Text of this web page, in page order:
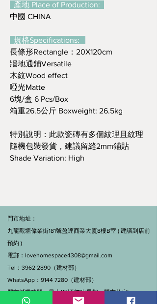
產地 Place of Production:
中國 CHINA
規格Specifications:
長條形Rectangle：20X120cm
牆地通鋪Versatile
木紋Wood effect
啞光Matte
6塊/盒 6 Pcs/Box
箱重26.5公斤 Boxweight: 26.5kg
特別說明：此款瓷磚有多個紋理且紋理
隨機包裝發貨，建議留縫2mm鋪貼
Shade Variation: High
門市地址：
九龍觀塘偉業街181號盈達商業大廈8樓B室 ( 建議到店前
預約 )
電郵： lovehomespace4308@gmail.com
Tel：3962 2890（建材部）
WhatsApp：9144 7280（建材部）
門市營業時間：早上11點到7點(星期一門市休息)